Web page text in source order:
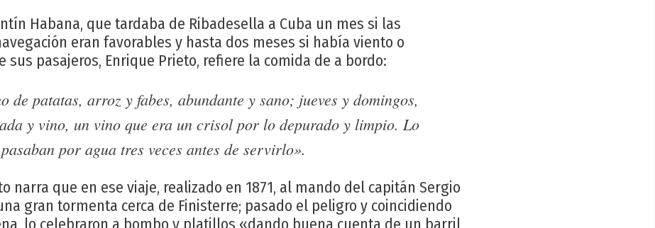
Habana, que tardaba de Ribadesella a Cuba un mes si las
eran favorables y hasta dos meses si había viento o
sus pasajeros, Enrique Prieto, refiere la comida de a bordo:
de patatas, arroz y fabes, abundante y sano; jueves y domingos,
y vino, un vino que era un crisol por lo depurado y limpio. Lo
por agua tres veces antes de servirlo».
narra que en ese viaje, realizado en 1871, al mando del capitán Sergio
gran tormenta cerca de Finisterre; pasado el peligro y coincidiendo
lo celebraron a bombo y platillos «dando buena cuenta de un barril